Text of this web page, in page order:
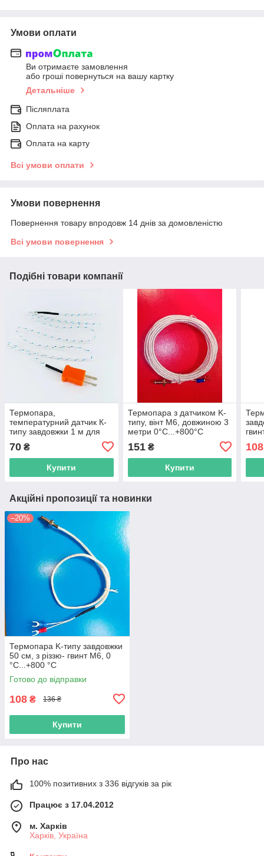
Умови оплати
Ви отримаєте замовлення
або гроші повернуться на вашу картку
Детальніше
Післяплата
Оплата на рахунок
Оплата на карту
Всі умови оплати
Умови повернення
Повернення товару впродовж 14 днів за домовленістю
Всі умови повернення
Подібні товари компанії
Термопара,
температурний датчик К-
типу завдовжки 1 м для
терморегулятора, тестера
— 50...400 С
70 ₴
Купити
Термопара з датчиком K-
типу, вінт М6, довжиною 3
метри 0°C...+800°C
151₴
Купити
108
Акційні пропозиції та новинки
–20%
Термопара K-типу завдовжки
50 см, з різзю- гвинт М6, 0
°C...+800 °C
Готово до відправки
108 ₴ 136 ₴
Купити
Про нас
100% позитивних з 336 відгуків за рік
Працює з 17.04.2012
м. Харків
Харків, Україна